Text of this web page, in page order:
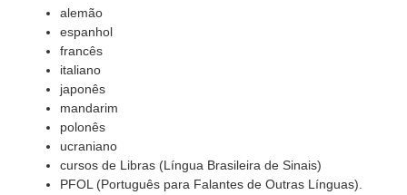
alemão
espanhol
francês
italiano
japonês
mandarim
polonês
ucraniano
cursos de Libras (Língua Brasileira de Sinais)
PFOL (Português para Falantes de Outras Línguas).